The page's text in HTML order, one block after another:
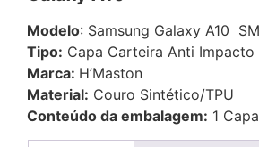
Modelo: Samsung Galaxy A10
Tipo: Capa Carteira Anti Impacto
Marca: H’Maston
Material: Couro Sintético/TPU
Conteúdo da embalagem: 1